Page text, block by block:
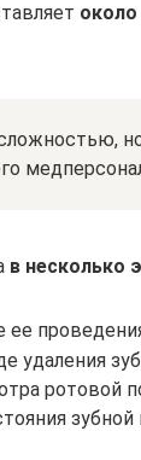
около
в несколько
ее
удаления
ротовой